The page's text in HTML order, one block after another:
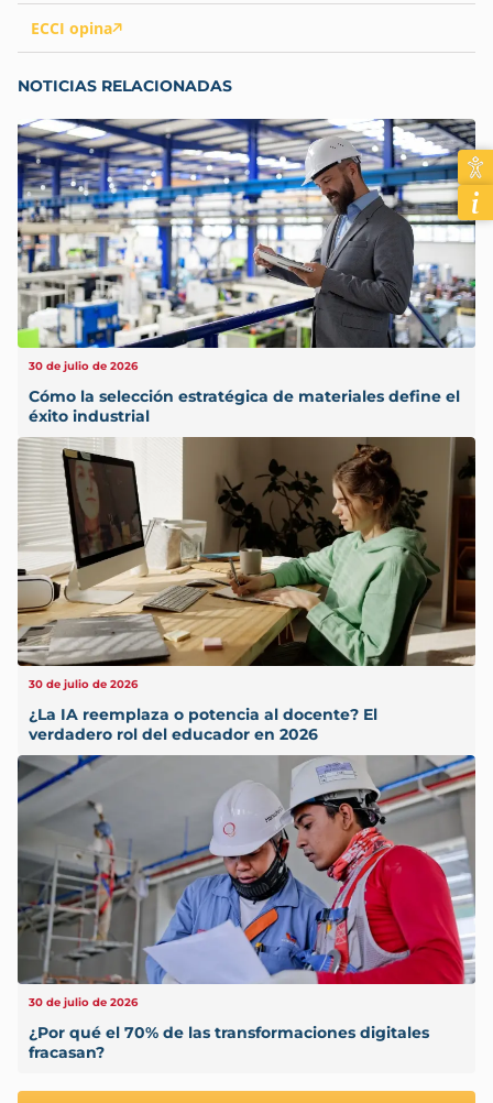
ECCI opina
NOTICIAS RELACIONADAS
30 de julio de 2026
Cómo la selección estratégica de materiales define el
éxito industrial
30 de julio de 2026
¿La IA reemplaza o potencia al docente? El
verdadero rol del educador en 2026
30 de julio de 2026
¿Por qué el 70% de las transformaciones digitales
fracasan?